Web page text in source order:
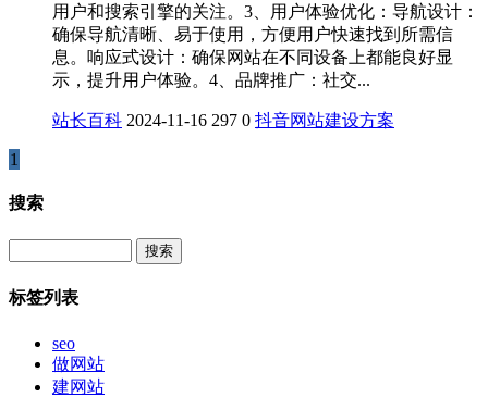
用户和搜索引擎的关注。3、用户体验优化：导航设计：
确保导航清晰、易于使用，方便用户快速找到所需信
息。响应式设计：确保网站在不同设备上都能良好显
示，提升用户体验。4、品牌推广：社交...
站长百科 2024-11-16 297 0 抖音网站建设​方案
1
搜索
标签列表
seo
做网站
建网站